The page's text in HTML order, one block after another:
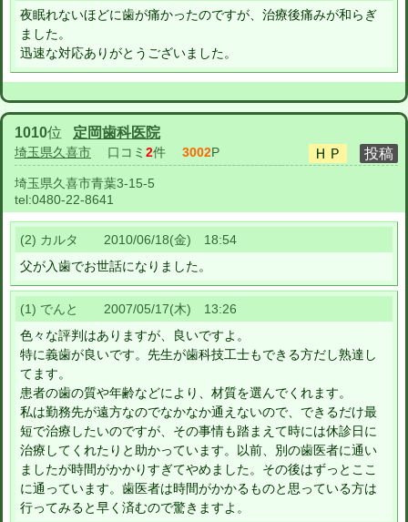
夜眠れないほどに歯が痛かったのですが、治療後痛みが和らぎ
ました。
迅速な対応ありがとうございました。
1010位 定岡歯科医院
埼玉県久喜市 口コミ 2件 3002P
埼玉県久喜市青葉3-15-5
tel:0480-22-8641
(2) カルタ 2010/06/18(金) 18:54
父が入歯でお世話になりました。
(1) でんと 2007/05/17(木) 13:26
色々な評判はありますが、良いですよ。
特に義歯が良いです。先生が歯科技工士もできる方だし熟達し
てます。
患者の歯の質や年齢などにより、材質を選んでくれます。
私は勤務先が遠方なのでなかなか通えないので、できるだけ最
短で治療したいのですが、その事情も踏まえて時には休診日に
治療してくれたりと助かっています。以前、別の歯医者に通い
ましたが時間がかかりすぎてやめました。その後はずっとここ
に通っています。歯医者は時間がかかるものと思っている方は
行ってみると早く済むので驚きますよ。